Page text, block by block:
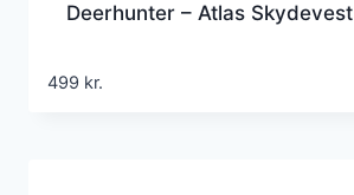
Deerhunter – Atlas Skydevest
499 kr.